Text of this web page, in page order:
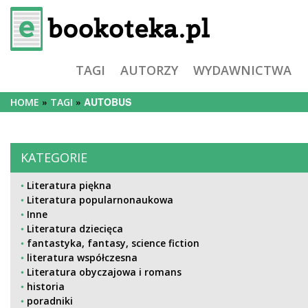
TAGI AUTORZY WYDAWNICTWA
HOME TAGI AUTOBUS
KATEGORIE
Literatura piękna
Literatura popularnonaukowa
Inne
Literatura dziecięca
fantastyka, fantasy, science fiction
literatura współczesna
Literatura obyczajowa i romans
historia
poradniki